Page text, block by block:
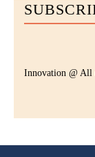
Innovation @ All